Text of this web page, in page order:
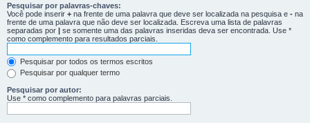
Pesquisar por palavras-chaves:
Você pode inserir + na frente de uma palavra que deve ser localizada na pesquisa e - na
frente de uma palavra que não deve ser localizada. Escreva uma lista de palavras
separadas por | se somente uma das palavras inseridas deva ser encontrada. Use *
como complemento para resultados parciais.
Pesquisar por todos os termos escritos
Pesquisar por qualquer termo
Pesquisar por autor:
Use * como complemento para palavras parciais.